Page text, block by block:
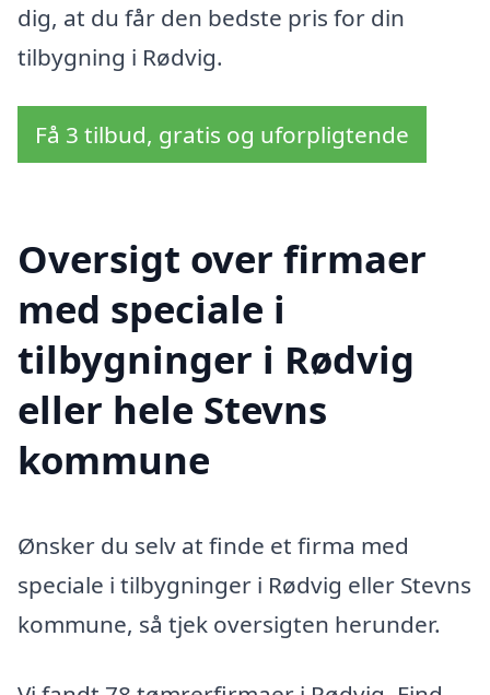
dig, at du får den bedste pris for din
tilbygning i Rødvig.
Få 3 tilbud, gratis og uforpligtende
Oversigt over firmaer
med speciale i
tilbygninger i Rødvig
eller hele Stevns
kommune
Ønsker du selv at finde et firma med
speciale i tilbygninger i Rødvig eller Stevns
kommune, så tjek oversigten herunder.